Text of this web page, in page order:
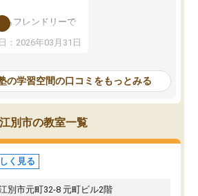
もフレンドリーで
ないところも質問
をしっかり克服す
季・冬季講習はも
の特別講習も充実
でモチベーション
のは、この塾のお
っておすすめでき
：2026年03月31日
の学習空間の口コミをもっとみる
江別市の教室一覧
く見る
別市元町32-8 元町ビル2階